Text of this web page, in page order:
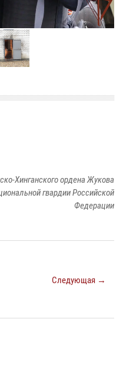
Хинганского ордена Жукова
гвардии Российской
Федерации
Следующая →